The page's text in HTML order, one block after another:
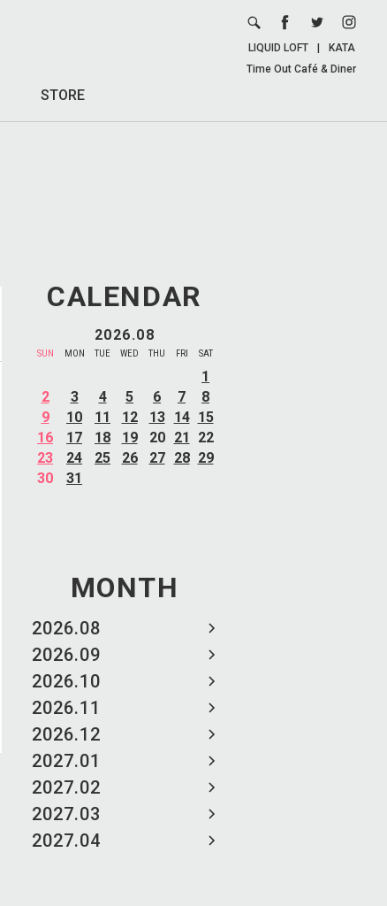
STORE
LIQUID LOFT
KATA
Time Out Café & Diner
CALENDAR
2026.08
SUN MON TUE WED THU FRI SAT
1
2
3 4 5 6 7
8
9
10 11 12 13 14 15
16
17 18 19 20 21
22
23
24 25 26 27 28 29
30
31
MONTH
2026.08
2026.09
2026.10
2026.11
2026.12
2027.01
2027.02
2027.03
2027.04